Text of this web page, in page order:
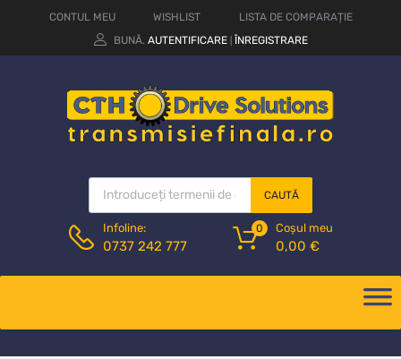
CONTUL MEU WISHLIST
LISTA DE COMPARAȚIE
BUNĂ. AUTENTIFICARE ÎNREGISTRARE
CAUTĂ
Infoline:
0737 242 777
Coșul meu
0,00 €
0